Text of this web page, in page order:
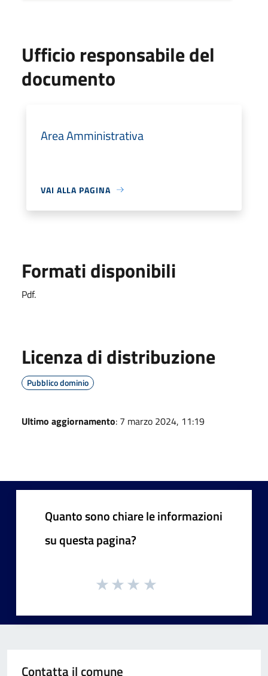
Ufficio responsabile del
documento
Area Amministrativa
VAI ALLA PAGINA
Formati disponibili
Pdf.
Licenza di distribuzione
Pubblico dominio
Ultimo aggiornamento: 7 marzo 2024, 11:19
Quanto sono chiare le informazioni
su questa pagina?
Contatta il comune